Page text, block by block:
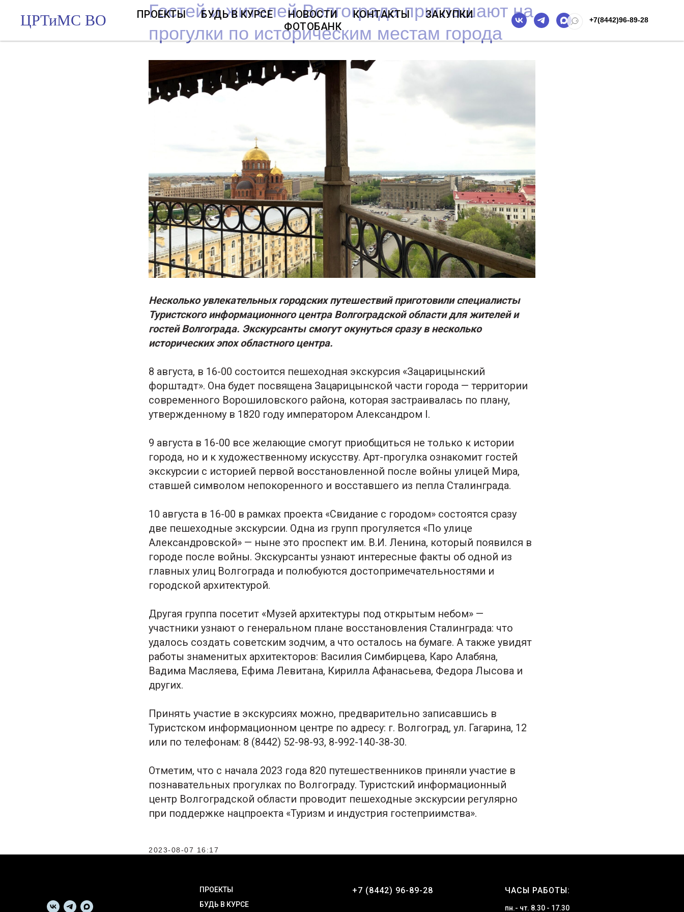
ЦРТиМС ВО ПРОЕКТЫ БУДЬ В КУРСЕ НОВОСТИ КОНТАКТЫ
ЗАКУПКИ
ФОТОБАНК
+7(8442)96-89-28
Гостей и жителей Волгограда приглашают на
прогулки по историческим местам города
Несколько увлекательных городских путешествий приготовили специалисты
Туристского информационного центра Волгоградской области для жителей и
гостей Волгограда. Экскурсанты смогут окунуться сразу в несколько
исторических эпох областного центра.
8 августа, в 16-00 состоится пешеходная экскурсия «Зацарицынский
форштадт». Она будет посвящена Зацарицынской части города — территории
современного Ворошиловского района, которая застраивалась по плану,
утвержденному в 1820 году императором Александром I.
9 августа в 16-00 все желающие смогут приобщиться не только к истории
города, но и к художественному искусству. Арт-прогулка ознакомит гостей
экскурсии с историей первой восстановленной после войны улицей Мира,
ставшей символом непокоренного и восставшего из пепла Сталинграда.
10 августа в 16-00 в рамках проекта «Свидание с городом» состоятся сразу
две пешеходные экскурсии. Одна из групп прогуляется «По улице
Александровской» — ныне это проспект им. В.И. Ленина, который появился в
городе после войны. Экскурсанты узнают интересные факты об одной из
главных улиц Волгограда и полюбуются достопримечательностями и
городской архитектурой.
Другая группа посетит «Музей архитектуры под открытым небом» —
участники узнают о генеральном плане восстановления Сталинграда: что
удалось создать советским зодчим, а что осталось на бумаге. А также увидят
работы знаменитых архитекторов: Василия Симбирцева, Каро Алабяна,
Вадима Масляева, Ефима Левитана, Кирилла Афанасьева, Федора Лысова и
других.
Принять участие в экскурсиях можно, предварительно записавшись в
Туристском информационном центре по адресу: г. Волгоград, ул. Гагарина, 12
или по телефонам: 8 (8442) 52-98-93, 8-992-140-38-30.
Отметим, что с начала 2023 года 820 путешественников приняли участие в
познавательных прогулках по Волгограду. Туристский информационный
центр Волгоградской области проводит пешеходные экскурсии регулярно
при поддержке нацпроекта «Туризм и индустрия гостеприимства».
2023-08-07 16:17
ПРОЕКТЫ
БУДЬ В КУРСЕ
+7 (8442) 96-89-28 ЧАСЫ РАБОТЫ:
пн.- чт. 8.30 - 17.30